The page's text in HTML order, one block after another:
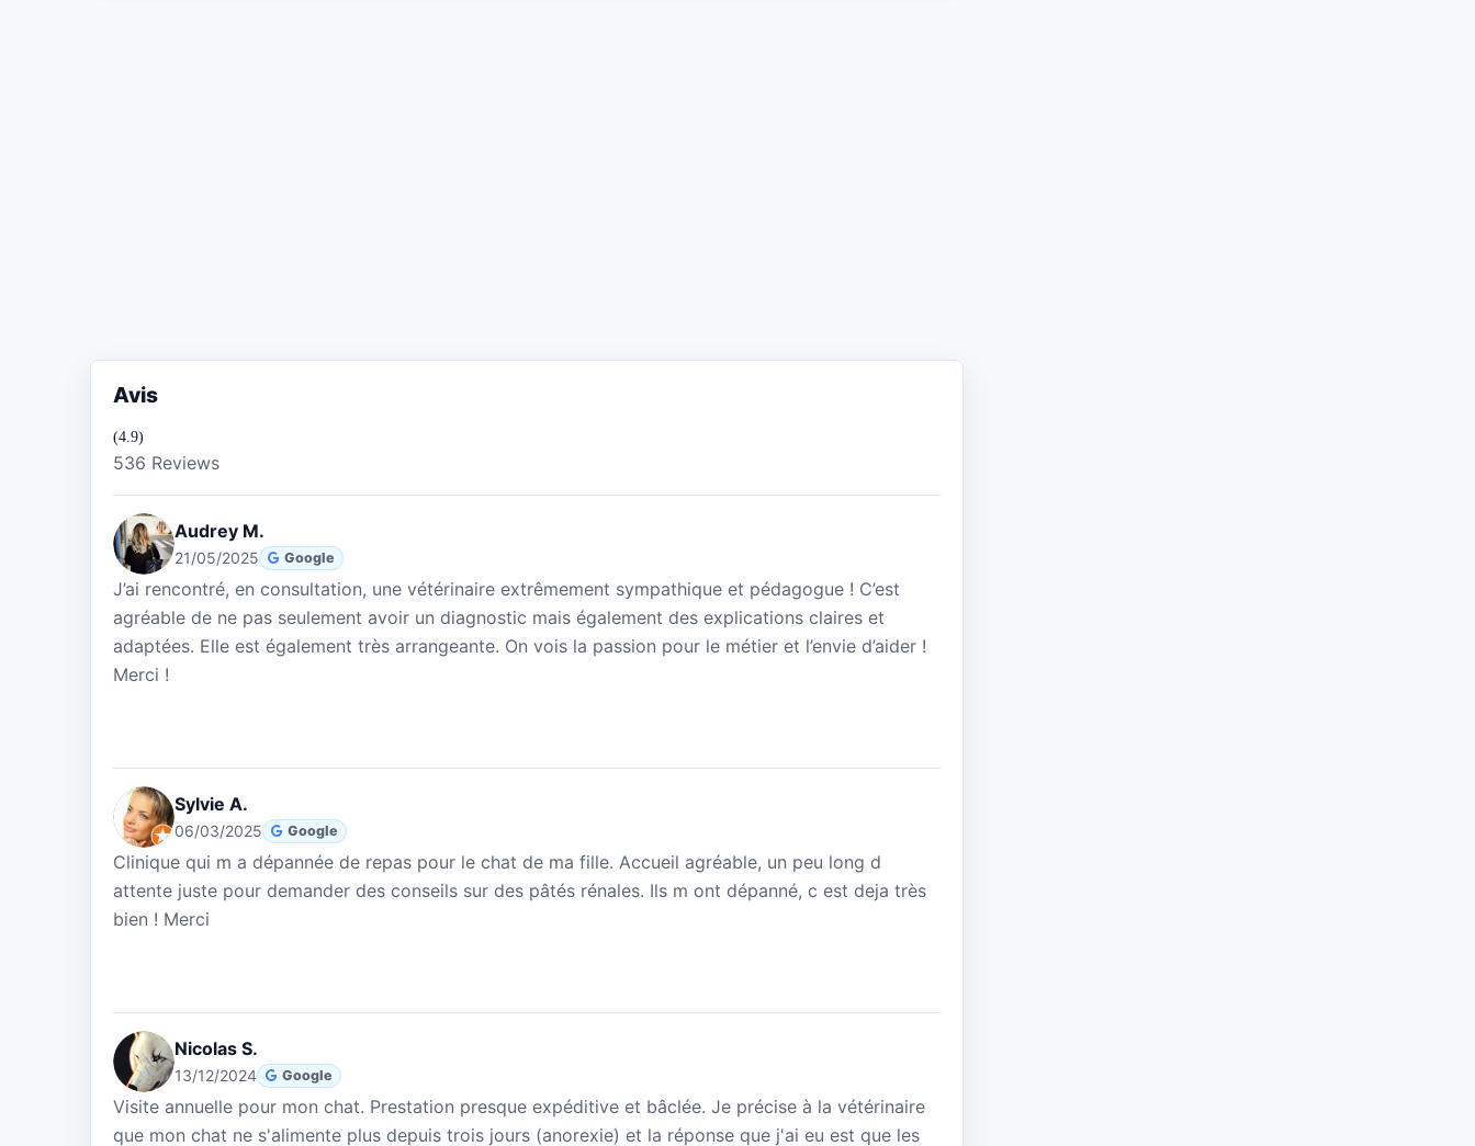
Avis
(4.9)
536 Reviews
Audrey M.
21/05/2025 Google
J’ai rencontré, en consultation, une vétérinaire extrêmement sympathique et pédagogue ! C’est
agréable de ne pas seulement avoir un diagnostic mais également des explications claires et
adaptées. Elle est également très arrangeante. On vois la passion pour le métier et l’envie d’aider !
Merci !
Sylvie A.
06/03/2025 Google
Clinique qui m a dépannée de repas pour le chat de ma fille. Accueil agréable, un peu long d
attente juste pour demander des conseils sur des pâtés rénales. Ils m ont dépanné, c est deja très
bien ! Merci
Nicolas S.
13/12/2024 Google
Visite annuelle pour mon chat. Prestation presque expéditive et bâclée. Je précise à la vétérinaire
que mon chat ne s'alimente plus depuis trois jours (anorexie) et la réponse que j'ai eu est que les